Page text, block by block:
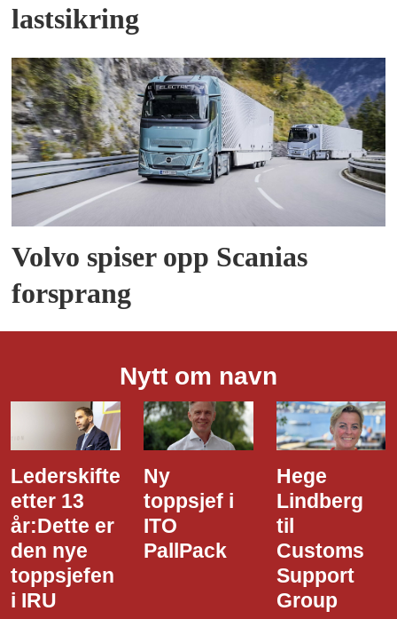
lastsikring
Volvo spiser opp Scanias
forsprang
Nytt om navn
Ny
toppsjef i
ITO
PallPack
Hege
Lindberg
til
Customs
Dette er
den nye
i Narvik
Havn